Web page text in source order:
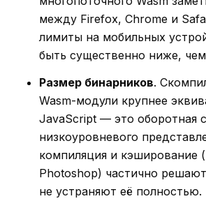
между Firefox, Chrome и
лимиты на мобильных
быть существенно ниже,
Размер бинарников.
Wasm-модули крупнее
JavaScript — это оборотная
низкоуровневого
компиляция и кэширование
Photoshop) частично
не устраняют её полностью.